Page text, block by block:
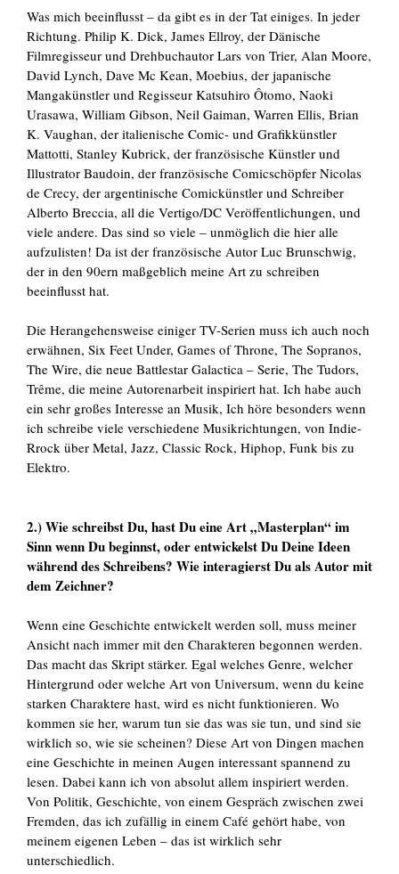
Was mich beeinflusst – da gibt es in der Tat einiges. In jeder
Richtung. Philip K. Dick, James Ellroy, der Dänische
Filmregisseur und Drehbuchautor Lars von Trier, Alan Moore,
David Lynch, Dave Mc Kean, Moebius, der japanische
Mangakünstler und Regisseur Katsuhiro Ôtomo, Naoki
Urasawa, William Gibson, Neil Gaiman, Warren Ellis, Brian
K. Vaughan, der italienische Comic- und Grafikkünstler
Mattotti, Stanley Kubrick, der französische Künstler und
Illustrator Baudoin, der französische Comicschöpfer Nicolas
de Crecy, der argentinische Comickünstler und Schreiber
Alberto Breccia, all die Vertigo/DC Veröffentlichungen, und
viele andere. Das sind so viele – unmöglich die hier alle
aufzulisten! Da ist der französische Autor Luc Brunschwig,
der in den 90ern maßgeblich meine Art zu schreiben
beeinflusst hat.
Die Herangehensweise einiger TV-Serien muss ich auch noch
erwähnen, Six Feet Under, Games of Throne, The Sopranos,
The Wire, die neue Battlestar Galactica – Serie, The Tudors,
Trême, die meine Autorenarbeit inspiriert hat. Ich habe auch
ein sehr großes Interesse an Musik, Ich höre besonders wenn
ich schreibe viele verschiedene Musikrichtungen, von Indie-
Rrock über Metal, Jazz, Classic Rock, Hiphop, Funk bis zu
Elektro.
2.) Wie schreibst Du, hast Du eine Art „Masterplan“ im
Sinn wenn Du beginnst, oder entwickelst Du Deine Ideen
während des Schreibens? Wie interagierst Du als Autor mit
dem Zeichner?
Wenn eine Geschichte entwickelt werden soll, muss meiner
Ansicht nach immer mit den Charakteren begonnen werden.
Das macht das Skript stärker. Egal welches Genre, welcher
Hintergrund oder welche Art von Universum, wenn du keine
starken Charaktere hast, wird es nicht funktionieren. Wo
kommen sie her, warum tun sie das was sie tun, und sind sie
wirklich so, wie sie scheinen? Diese Art von Dingen machen
eine Geschichte in meinen Augen interessant spannend zu
lesen. Dabei kann ich von absolut allem inspiriert werden.
Von Politik, Geschichte, von einem Gespräch zwischen zwei
Fremden, das ich zufällig in einem Café gehört habe, von
meinem eigenen Leben – das ist wirklich sehr
unterschiedlich.